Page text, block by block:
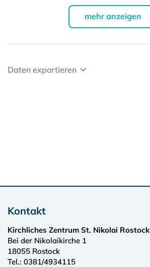
mehr anzeigen
Daten exportieren
Kontakt
Kirchliches Zentrum St. Nikolai Rostock
Bei der Nikolaikirche 1
18055 Rostock
Tel.: 0381/4934115